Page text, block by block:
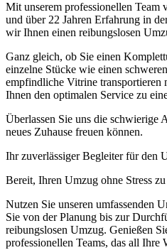
Mit unserem professionellen Team
und über 22 Jahren Erfahrung in
wir Ihnen einen reibungslosen
Ganz gleich, ob Sie einen
einzelne Stücke wie einen
empfindliche Vitrine transportieren
Ihnen den optimalen Service zu
Überlassen Sie uns die schwierige
neues Zuhause freuen können.
Ihr zuverlässiger Begleiter für den
Bereit, Ihren Umzug ohne Stress
Nutzen Sie unseren umfassenden
Sie von der Planung bis zur
reibungslosen Umzug. Genießen
professionellen Teams, das all Ihre